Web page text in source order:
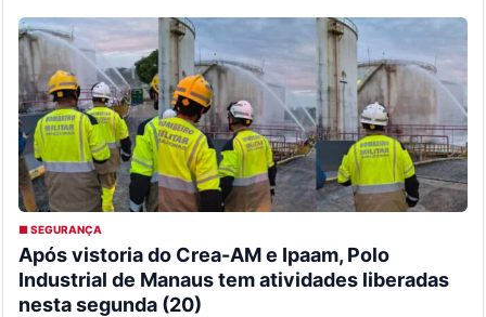
■ SEGURANÇA
Após vistoria do Crea-AM e Ipaam, Polo
Industrial de Manaus tem atividades liberadas
nesta segunda (20)